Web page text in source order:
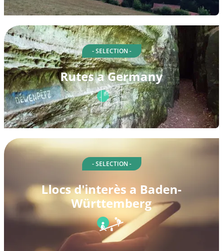
- SELECTION -
Rutes a Germany
- SELECTION -
Llocs d'interès a Baden-
Württemberg